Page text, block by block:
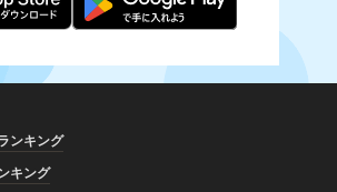
ンキング
キング